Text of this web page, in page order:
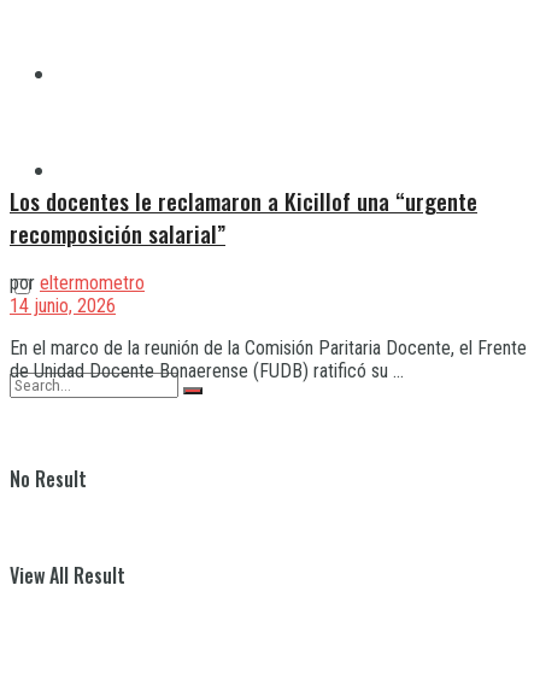
No Result
View All Result
Los docentes le reclamaron a Kicillof una “urgente
recomposición salarial”
por eltermometro
14 junio, 2026
En el marco de la reunión de la Comisión Paritaria Docente, el Frente
de Unidad Docente Bonaerense (FUDB) ratificó su ...